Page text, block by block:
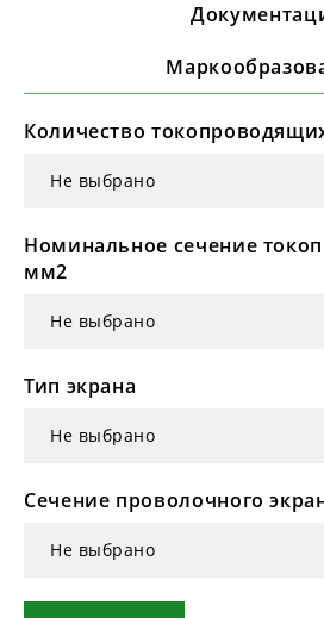
Количество
Не выбрано
Номинальное сечение
мм2
Не выбрано
Тип экрана
Не выбрано
Сечение проволочного
Не выбрано